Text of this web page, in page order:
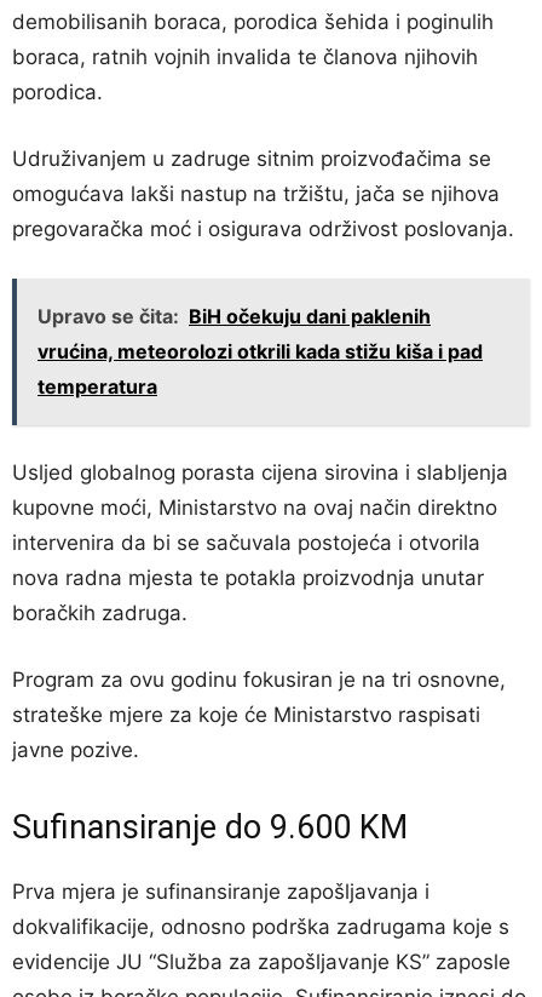
demobilisanih boraca, porodica šehida i poginulih
boraca, ratnih vojnih invalida te članova njihovih
porodica.
Udruživanjem u zadruge sitnim proizvođačima se
omogućava lakši nastup na tržištu, jača se njihova
pregovaračka moć i osigurava održivost poslovanja.
Upravo se čita: BiH očekuju dani paklenih
vrućina, meteorolozi otkrili kada stižu kiša i pad
temperatura
Usljed globalnog porasta cijena sirovina i slabljenja
kupovne moći, Ministarstvo na ovaj način direktno
intervenira da bi se sačuvala postojeća i otvorila
nova radna mjesta te potakla proizvodnja unutar
boračkih zadruga.
Program za ovu godinu fokusiran je na tri osnovne,
strateške mjere za koje će Ministarstvo raspisati
javne pozive.
Sufinansiranje do 9.600 KM
Prva mjera je sufinansiranje zapošljavanja i
dokvalifikacije, odnosno podrška zadrugama koje s
evidencije JU “Služba za zapošljavanje KS” zaposle